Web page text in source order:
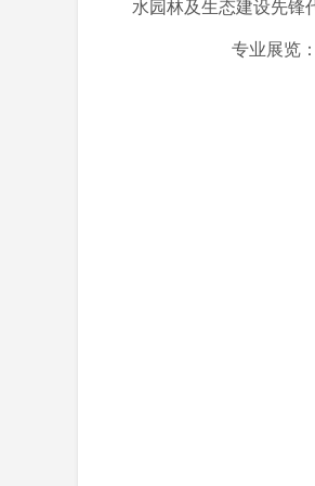
水园林及生态建设先锋
专业展览：蒙草